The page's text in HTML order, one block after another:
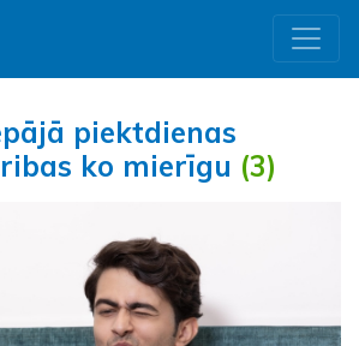
piektdienas
ko mierīgu (3)